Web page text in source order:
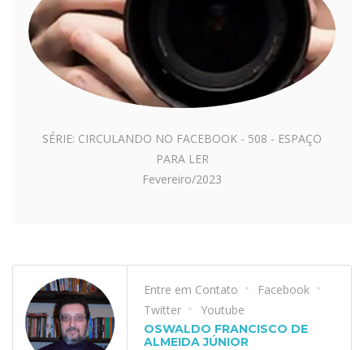
SÉRIE: CIRCULANDO NO FACEBOOK - 508 - ESPAÇO
PARA LER
Fevereiro/2023
Entre em Contato
Facebook
Twitter
Youtube
OSWALDO FRANCISCO DE
ALMEIDA JÚNIOR